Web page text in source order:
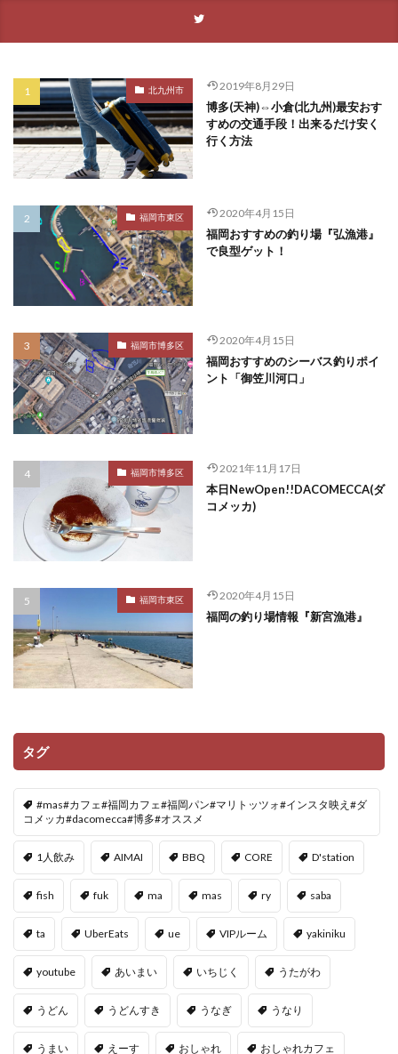
北九州市 2019年8月29日
博多(天神)⇔小倉(北九州)最安おす
すめの交通手段！出来るだけ安く
行く方法
福岡市東区 2020年4月15日
福岡おすすめの釣り場『弘漁港』
で良型ゲット！
福岡市博多区 2020年4月15日
福岡おすすめのシーバス釣りポイ
ント「御笠川河口」
福岡市博多区 2021年11月17日
本日NewOpen!!DACOMECCA(ダ
コメッカ)
福岡市東区 2020年4月15日
福岡の釣り場情報『新宮漁港』
タグ
#mas#カフェ#福岡カフェ#福岡パン#マリトッツォ#インスタ映え#ダ
コメッカ#dacomecca#博多#オススメ
1人飲み AIMAI BBQ CORE D'station
fish fuk ma mas ry saba
ta UberEats ue VIPルーム yakiniku
youtube あいまい いちじく うたがわ
うどん うどんすき うなぎ うなり
うまい えーす おしゃれ おしゃれカフェ